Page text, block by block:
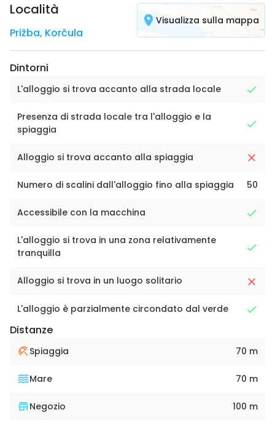
Località
Prižba, Korčula
Visualizza sulla mappa
Dintorni
L'alloggio si trova accanto alla strada locale
Presenza di strada locale tra l'alloggio e la
spiaggia
Alloggio si trova accanto alla spiaggia
Numero di scalini dall'alloggio fino alla spiaggia 50
Accessibile con la macchina
L'alloggio si trova in una zona relativamente
tranquilla
Alloggio si trova in un luogo solitario
L'alloggio è parzialmente circondato dal verde
Distanze
Spiaggia 70 m
Mare 70 m
Negozio 100 m